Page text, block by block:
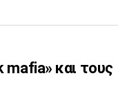
mafia» και τους